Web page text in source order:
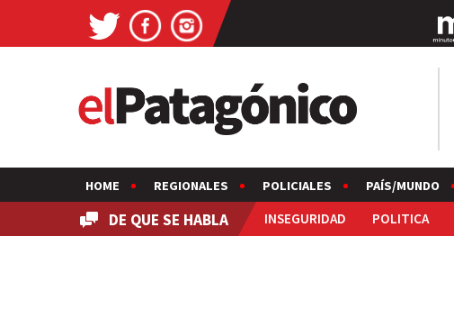
HOME REGIONALES POLICIALES PAÍS/MUNDO
DE QUE SE HABLA INSEGURIDAD POLITICA